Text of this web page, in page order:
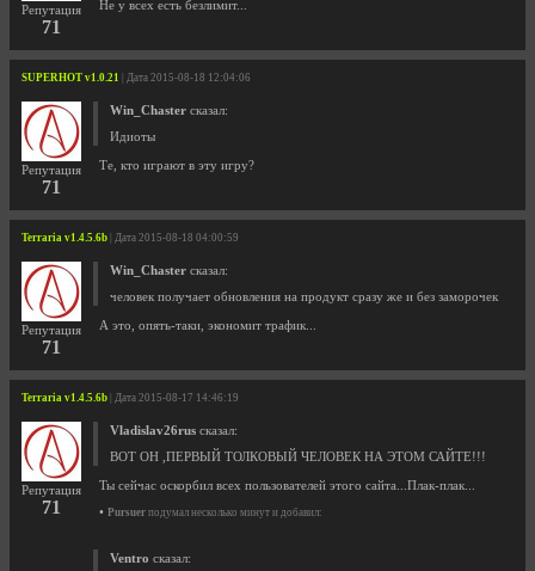
Репутация
71
Не у всех есть безлимит...
SUPERHOT v1.0.21 | Дата 2015-08-18 12:04:06
Репутация
71
Win_Chaster сказал:
Идиоты
Те, кто играют в эту игру?
Terraria v1.4.5.6b | Дата 2015-08-18 04:00:59
Репутация
71
Win_Chaster сказал:
человек получает обновления на продукт сразу же и без заморочек
А это, опять-таки, экономит трафик...
Terraria v1.4.5.6b | Дата 2015-08-17 14:46:19
Репутация
71
Vladislav26rus сказал:
ВОТ ОН ,ПЕРВЫЙ ТОЛКОВЫЙ ЧЕЛОВЕК НА ЭТОМ САЙТЕ!!!
Ты сейчас оскорбил всех пользователей этого сайта...Плак-плак...
• Pursuer подумал несколько минут и добавил:
Ventro сказал: